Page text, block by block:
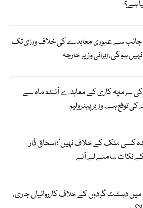
ہے؟
جانب سے عبوری معاہدے کی خلاف ورزی تک
ہو گی، ایرانی وزیر خارجہ
کی سرمایہ کاری کے معاہدے آئندہ ماہ سے
توقع ہے، وزیر پیٹرولیم
کسی ملک کے خلاف نہیں’؛ اسحاق ڈار
نکات سامنے لے آئے
دہشت گردوں کے خلاف کارروائیاں جاری،